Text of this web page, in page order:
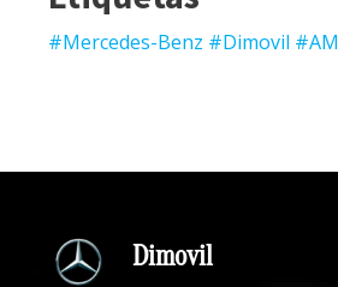
#Mercedes-Benz #Dimovil
Dimovil